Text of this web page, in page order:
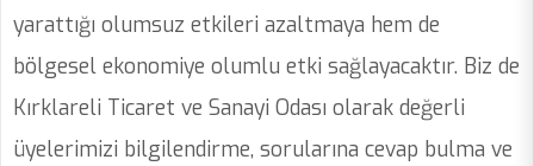
yarattığı olumsuz etkileri azaltmaya hem de
bölgesel ekonomiye olumlu etki sağlayacaktır. Biz de
Kırklareli Ticaret ve Sanayi Odası olarak değerli
üyelerimizi bilgilendirme, sorularına cevap bulma ve